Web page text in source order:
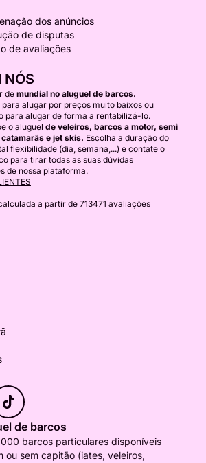
dos anúncios
de disputas
de avaliações
NÓS
demundial no aluguel de barcos.
alugar por preços muito baixos ou
para alugar de forma a rentabilizá-lo.
o aluguel de veleiros, barcos a motor, semi
e jet skis. Escolha a duração do
flexibilidade (dia, semana,...) e contate o
para tirar todas as suas dúvidas
de nossa plataforma.
a partir de 713471 avaliações
de barcos
barcos particulares disponíveis
ou sem capitão (iates, veleiros,